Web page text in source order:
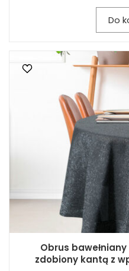
Do
Obrus bawełniany
zdobiony kantą z